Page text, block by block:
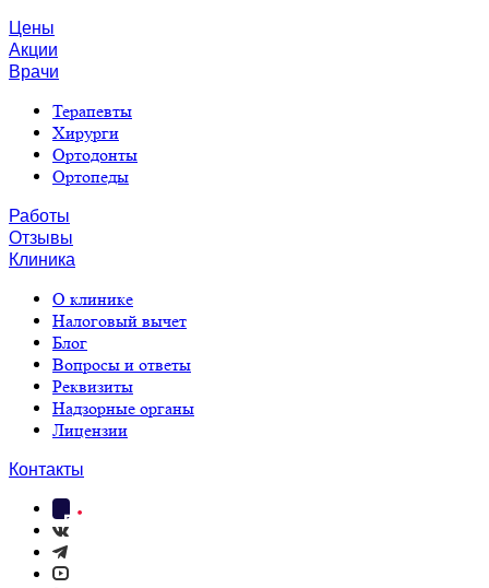
Цены
Акции
Врачи
Терапевты
Хирурги
Ортодонты
Ортопеды
Работы
Отзывы
Клиника
О клинике
Налоговый вычет
Блог
Вопросы и ответы
Реквизиты
Надзорные органы
Лицензии
Контакты